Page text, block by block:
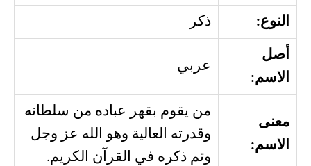
النوع: ذكر
أصل
الاسم:
عربي
معنى
الاسم:
من يقوم بقهر عباده من سلطانه
وقدرته العالية وهو الله عز وجل
وتم ذكره في القرآن الكريم.